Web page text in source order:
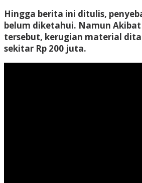
Hingga berita ini ditulis,
belum diketahui. Namun
tersebut, kerugian material
sekitar Rp 200 juta.